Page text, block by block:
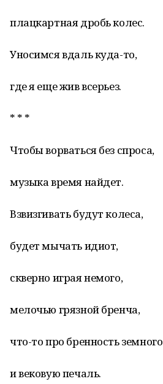
плацкартная дробь колес.
Уносимся вдаль куда-то,
где я еще жив всерьез.
* * *
Чтобы ворваться без спроса,
музыка время найдет.
Взвизгивать будут колеса,
будет мычать идиот,
скверно играя немого,
мелочью грязной бренча,
что-то про бренность земного
и вековую печаль.